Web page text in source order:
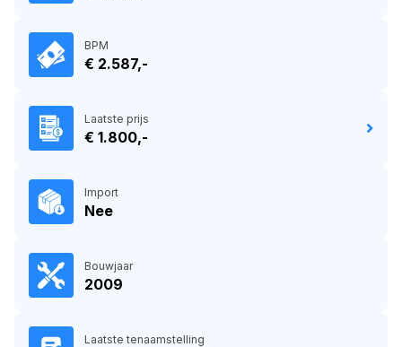
BPM
€ 2.587,-
Laatste prijs
€ 1.800,-
Import
Nee
Bouwjaar
2009
Laatste tenaamstelling